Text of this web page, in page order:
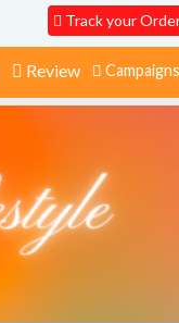
Track your
Review Campaigns